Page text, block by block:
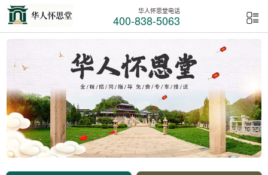
华人怀思堂电话
400-838-5063